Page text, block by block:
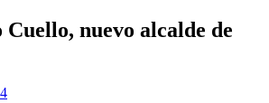
Cuello, nuevo alcalde de